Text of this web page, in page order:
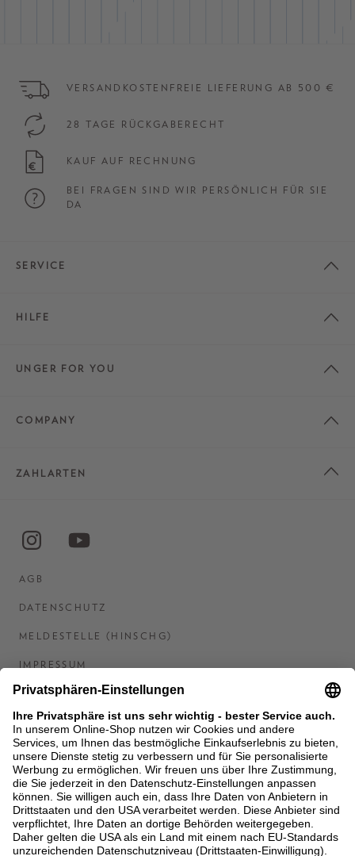
VERSANDKOSTENFREIE LIEFERUNG AB 500 €
28 TAGE RÜCKGABERECHT
KAUF AUF RECHNUNG
BEI FRAGEN SIND WIR PERSÖNLICH FÜR SIE
DA
SERVICE
HILFE
UNGER FOR YOU
COMPANY
ZAHLARTEN
AGB
DATENSCHUTZ
MELDESTELLE (HINSCHG)
IMPRESSUM
BARRIEREFREIHEITSERKLÄRUNG
KONTAKT
COOKIES
MEN'S WORLD: BRAUN HAMBURG
Ein Unternehmen der Unger GmbH & Co. KG